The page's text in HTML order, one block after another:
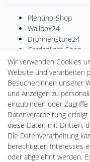
Plentino-Shop
Wallbox24
Drohnenstore24
Cardanlight-Shop
Batteriespeicher
PlentiSolar
Gebrauchtlicht
Ledkauf
DEYESOLAR
Lightech Connect
CardanLight Europe
FORTIMO LEDs
LED-RETROSHOP
MeinUSB
Wir verwenden Cookies
Website und verarbeiten
Besucher:innen unserer
und Anzeigen zu
einzubinden oder
Datenverarbeitung
diese Daten mit Dritten,
Die Datenverarbeitung
berechtigten Interesses
oder abgelehnt werden.